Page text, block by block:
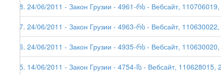
18. 24/06/2011 - Закон Грузии - 4961-რს - Вебсайт,
17. 24/06/2011 - Закон Грузии - 4963-რს - Вебсайт,
16. 24/06/2011 - Закон Грузии - 4935-რს - Вебсайт,
15. 14/06/2011 - Закон Грузии - 4754-Iს - Вебсайт, 110628015,